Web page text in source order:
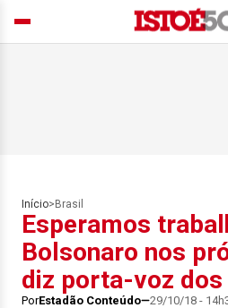
Início> Brasil
Esperamos
Bolsonaro nos
diz porta-voz dos
PorEstadão Conteúdo 29/10/18 -